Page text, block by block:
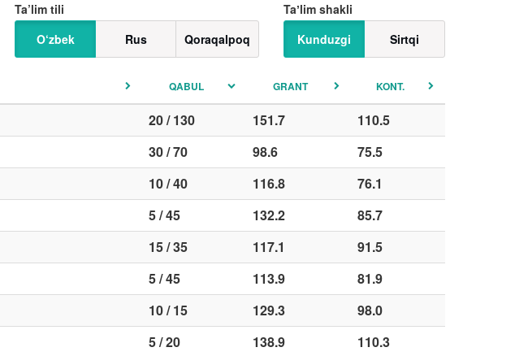
Taʼlim shakli
Kunduzgi
Sirtqi
Ta’lim tili
O‘zbek
Rus Qoraqalpoq
QABUL GRANT KONT.
20 / 130 151.7
110.5
30 / 70 98.6
75.5
10 / 40 116.8
76.1
5 / 45 132.2
85.7
15 / 35 117.1
91.5
5 / 45 113.9
81.9
10 / 15 129.3
98.0
5 / 20 138.9
110.3